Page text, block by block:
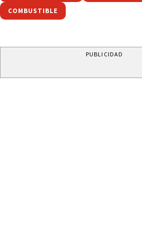
COMBUSTIBLE
PUBLICIDAD